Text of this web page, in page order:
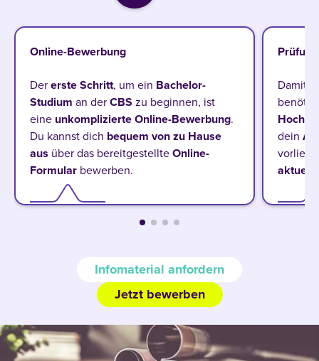
Online-Bewerbung
Der erste Schritt, um ein Bachelor-
Studium an der CBS zu beginnen, ist
eine unkomplizierte Online-Bewerbung.
Du kannst dich bequem von zu Hause
aus über das bereitgestellte Online-
Formular bewerben.
Prüfung
Damit
dein
Infomaterial anfordern
Jetzt bewerben